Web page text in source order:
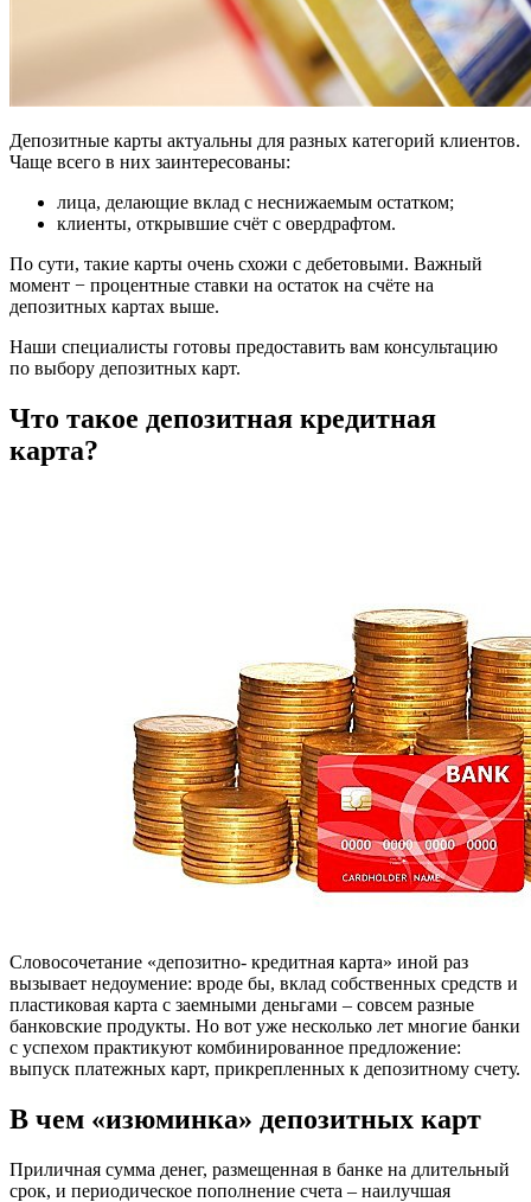
Депозитные карты актуальны для разных категорий клиентов.
Чаще всего в них заинтересованы:
лица, делающие вклад с неснижаемым остатком;
клиенты, открывшие счёт с овердрафтом.
По сути, такие карты очень схожи с дебетовыми. Важный
момент − процентные ставки на остаток на счёте на
депозитных картах выше.
Наши специалисты готовы предоставить вам консультацию
по выбору депозитных карт.
Что такое депозитная кредитная
карта?
Словосочетание «депозитно- кредитная карта» иной раз
вызывает недоумение: вроде бы, вклад собственных средств и
пластиковая карта с заемными деньгами – совсем разные
банковские продукты. Но вот уже несколько лет многие банки
с успехом практикуют комбинированное предложение:
выпуск платежных карт, прикрепленных к депозитному счету.
В чем «изюминка» депозитных карт
Приличная сумма денег, размещенная в банке на длительный
срок, и периодическое пополнение счета – наилучшая